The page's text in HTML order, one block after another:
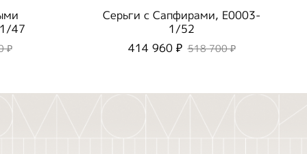
47
₽
Серьги с Сапфирами, E0003-
1/52
414 960 ₽ 518 700 ₽